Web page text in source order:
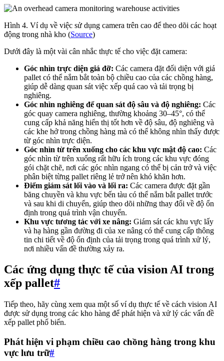
Hình 4. Ví dụ về việc sử dụng camera trên cao để theo dõi các hoạt
động trong nhà kho (Source)
Dưới đây là một vài cân nhắc thực tế cho việc đặt camera:
Góc nhìn trực diện giá đỡ: Các camera đặt đối diện với giá
pallet có thể nắm bắt toàn bộ chiều cao của các chồng hàng,
giúp dễ dàng quan sát việc xếp quá cao và tải trọng bị
nghiêng.
Góc nhìn nghiêng để quan sát độ sâu và độ nghiêng: Các
góc quay camera nghiêng, thường khoảng 30–45°, có thể
cung cấp khả năng hiển thị tốt hơn về độ sâu, độ nghiêng và
các khe hở trong chồng hàng mà có thể không nhìn thấy được
từ góc nhìn trực diện.
Góc nhìn từ trên xuống cho các khu vực mật độ cao: Các
góc nhìn từ trên xuống rất hữu ích trong các khu vực đóng
gói chặt chẽ, nơi các góc nhìn ngang có thể bị cản trở và việc
phân biệt từng pallet riêng lẻ trở nên khó khăn hơn.
Điểm giám sát lối vào và lối ra: Các camera được đặt gần
băng chuyền và khu vực bến tàu có thể nắm bắt pallet trước
và sau khi di chuyển, giúp theo dõi những thay đổi về độ ổn
định trong quá trình vận chuyển.
Khu vực tương tác với xe nâng: Giám sát các khu vực lấy
và hạ hàng gần đường đi của xe nâng có thể cung cấp thông
tin chi tiết về độ ổn định của tải trọng trong quá trình xử lý,
nơi nhiều vấn đề thường xảy ra.
Các ứng dụng thực tế của vision AI trong
xếp pallet#
Tiếp theo, hãy cùng xem qua một số ví dụ thực tế về cách vision AI
được sử dụng trong các kho hàng để phát hiện và xử lý các vấn đề
xếp pallet phổ biến.
Phát hiện vi phạm chiều cao chồng hàng trong khu
vực lưu trữ#